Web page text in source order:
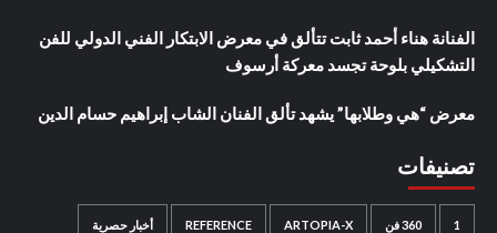
الفنانة هناء أحمد ثابت تتألق في معرض الابتكار الفني الدولي للفن
التشكيلي بلوحة تجسد معركة أرسوف
معرض “هي وطلابها” يشهد تألق الفنان الشاب إبراهيم حسام الدين
تصنيفات
1 360 فن ARTOPIA-X
REFERENCE أخبار حصرية